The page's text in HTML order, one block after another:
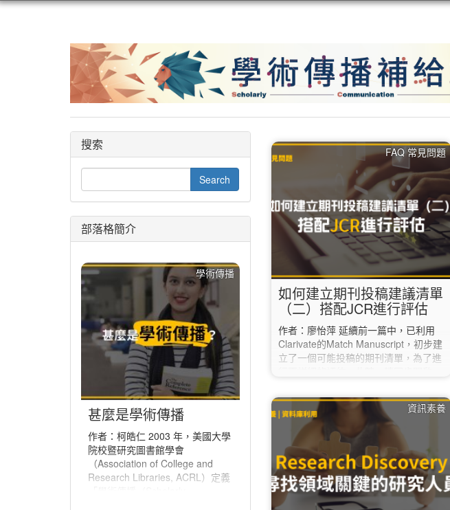
FAQ 常見問題
如何建立期刊投稿建議清單
（二）搭配JCR進行評估
作者：廖怡萍 延續前一篇中，已利用
Clarivate的Match Manuscript，初步建
立了一個可能投稿的期刊清單，為了進
點選上方的「Journals」項目。 2. 點
開視窗左方的「Filter」，選取第一項的
「Journals」。 3. 於右側的
「Journals」對話框中，逐筆輸入之前
在「Match Manuscript」建議清單中挑
選的期刊，再點選下方的「Apply」。
…
資訊素養
搜索
部落格簡介
學術傳播
甚麼是學術傳播
作者：柯皓仁 2003 年，美國大學
院校暨研究圖書館學會
（Association of College and
Research Libraries, ACRL）定義